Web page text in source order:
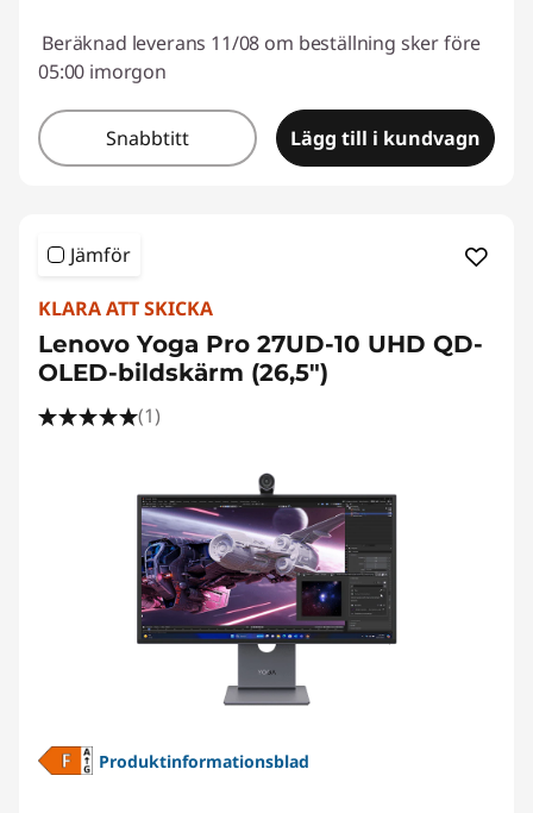
Beräknad leverans 11/08 om beställning sker före
05:00 imorgon
Snabbtitt Lägg till i kundvagn
Jämför
KLARA ATT SKICKA
Lenovo Yoga Pro 27UD-10 UHD QD-
OLED-bildskärm (26,5")
(1)
Produktinformationsblad